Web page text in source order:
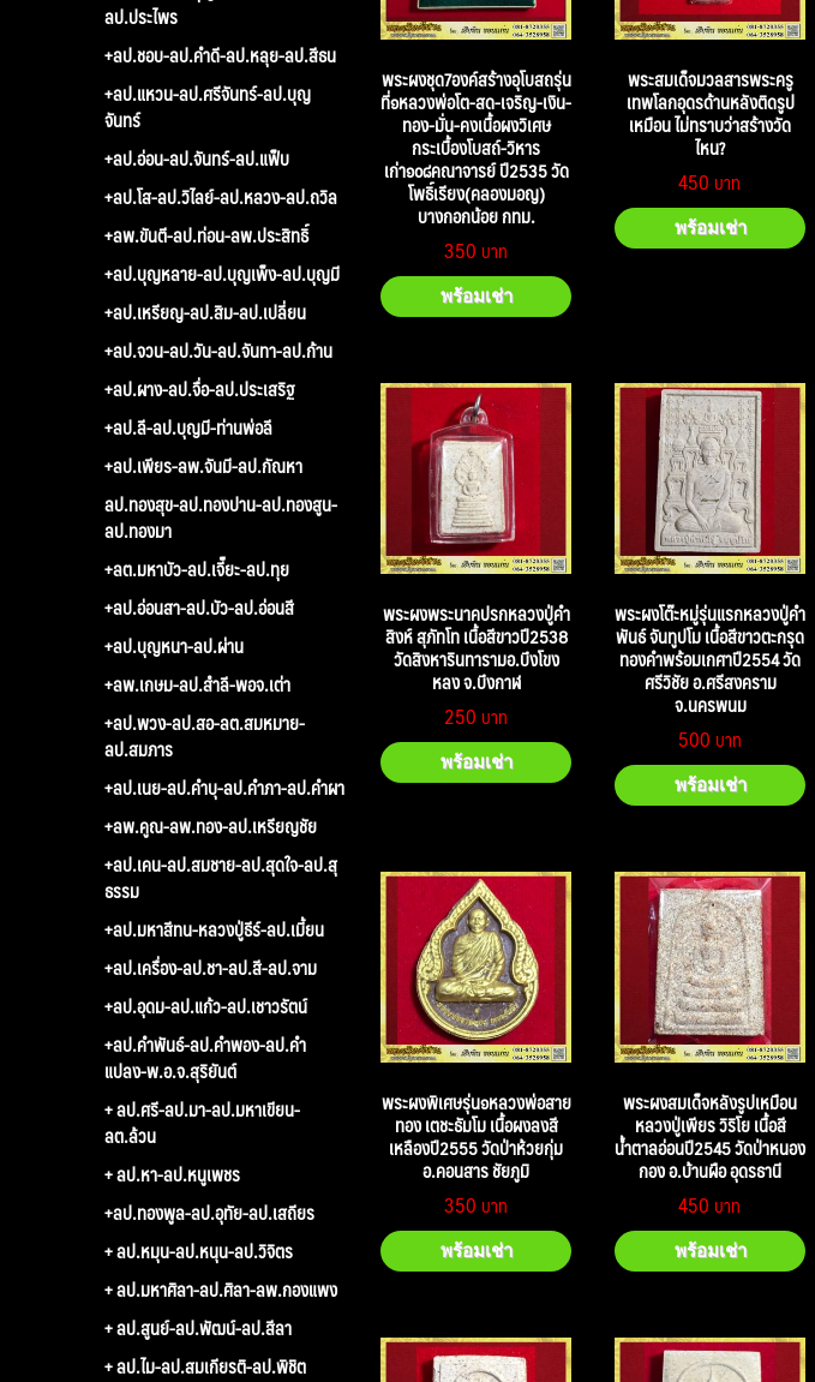
พระผงชุด7องค์สร้างอุโบสถรุ่น
ที่๑หลวงพ่อโต-สด-เจริญ-เงิน-
ทอง-มั่น-คงเนื้อผงวิเศษ
กระเบื้องโบสถ์-วิหาร
เก่า๑๐๘คณาจารย์ ปี2535 วัด
โพธิ์เรียง(คลองมอญ)
บางกอกน้อย กทม.
350
พร้อมเช่า
พระสมเด็จมวลสารพระครู
เทพโลกอุดรด้านหลังติดรูป
เหมือน ไม่ทราบว่าสร้างวัด
ไหน?
450
พร้อมเช่า
พระผงพระนาคปรกหลวงปู่คำ
สิงห์ สุภัทโท เนื้อสีขาวปี2538
วัดสิงหารินทารามอ.บึงโขง
หลง จ.บึงกาฬ
250
พร้อมเช่า
พระผงโต๊ะหมู่รุ่นแรกหลวงปู่คำ
พันธ์ จันทูปโม เนื้อสีขาวตะกรุด
ทองคำพร้อมเกศาปี2554 วัด
ศรีวิชัย อ.ศรีสงคราม
จ.นครพนม
500
พร้อมเช่า
พระผงพิเศษรุ่น๑หลวงพ่อสาย
ทอง เตชะธัมโม เนื้อผงลงสี
เหลืองปี2555 วัดป่าห้วยกุ่ม
อ.คอนสาร ชัยภูมิ
350
พร้อมเช่า
พระผงสมเด็จหลังรูปเหมือน
หลวงปู่เพียร วิริโย เนื้อสี
น้ำตาลอ่อนปี2545 วัดป่าหนอง
กอง อ.บ้านผือ อุดรธานี
450
พร้อมเช่า
ลป.ประไพร
+ลป.ชอบ-ลป.คำดี-ลป.หลุย-ลป.สีธน
+ลป.แหวน-ลป.ศรีจันทร์-ลป.บุญ
จันทร์
+ลป.อ่อน-ลป.จันทร์-ลป.แฟ็บ
+ลป.โส-ลป.วิไลย์-ลป.หลวง-ลป.ถวิล
+ลพ.ขันตี-ลป.ท่อน-ลพ.ประสิทธิ์
+ลป.บุญหลาย-ลป.บุญเพ็ง-ลป.บุญมี
+ลป.เหรียญ-ลป.สิม-ลป.เปลี่ยน
+ลป.จวน-ลป.วัน-ลป.จันทา-ลป.ก้าน
+ลป.ผาง-ลป.จื่อ-ลป.ประเสริฐ
+ลป.ลี-ลป.บุญมี-ท่านพ่อลี
+ลป.เพียร-ลพ.จันมี-ลป.กัณหา
ลป.ทองสุข-ลป.ทองปาน-ลป.ทองสูน-
ลป.ทองมา
+ลต.มหาบัว-ลป.เจี๊ยะ-ลป.ทุย
+ลป.อ่อนสา-ลป.บัว-ลป.อ่อนสี
+ลป.บุญหนา-ลป.ผ่าน
+ลพ.เกษม-ลป.สำลี-พอจ.เต่า
+ลป.พวง-ลป.สอ-ลต.สมหมาย-
ลป.สมภาร
+ลป.เนย-ลป.คำบุ-ลป.คำภา-ลป.คำผา
+ลพ.คูณ-ลพ.ทอง-ลป.เหรียญชัย
+ลป.เคน-ลป.สมชาย-ลป.สุดใจ-ลป.สุ
ธรรม
+ลป.มหาสีทน-หลวงปู่ธีร์-ลป.เมี้ยน
+ลป.เครื่อง-ลป.ชา-ลป.สี-ลป.จาม
+ลป.อุดม-ลป.แก้ว-ลป.เชาวรัตน์
+ลป.คำพันธ์-ลป.คำพอง-ลป.คำ
แปลง-พ.อ.จ.สุริยันต์
+ ลป.ศรี-ลป.มา-ลป.มหาเขียน-
ลต.ล้วน
+ ลป.หา-ลป.หนูเพชร
+ลป.ทองพูล-ลป.อุทัย-ลป.เสถียร
+ ลป.หมุน-ลป.หนุน-ลป.วิจิตร
+ ลป.มหาศิลา-ลป.ศิลา-ลพ.กองแพง
+ ลป.สูนย์-ลป.พัฒน์-ลป.สีลา
+ ลป.ไม-ลป.สมเกียรติ-ลป.พิชิต